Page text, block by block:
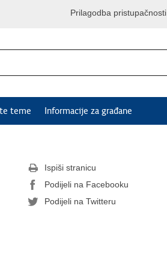
Prilagodba pristupačnosti
teme Informacije za građane
Ispiši stranicu
Podijeli na Facebooku
Podijeli na Twitteru